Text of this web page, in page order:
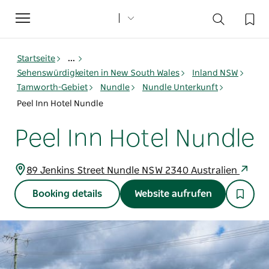
Toggle
navigation
Startseite
...
Sehenswürdigkeiten in New South Wales
Inland NSW
Tamworth-Gebiet
Nundle
Nundle Unterkunft
Peel Inn Hotel Nundle
Peel Inn Hotel Nundle
89 Jenkins Street Nundle NSW 2340 Australien
Booking details Website aufrufen